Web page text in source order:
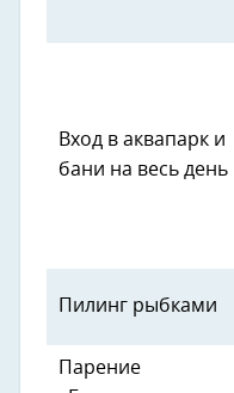
Вход в аквапарк и
бани на весь день
Пилинг рыбками
Парение